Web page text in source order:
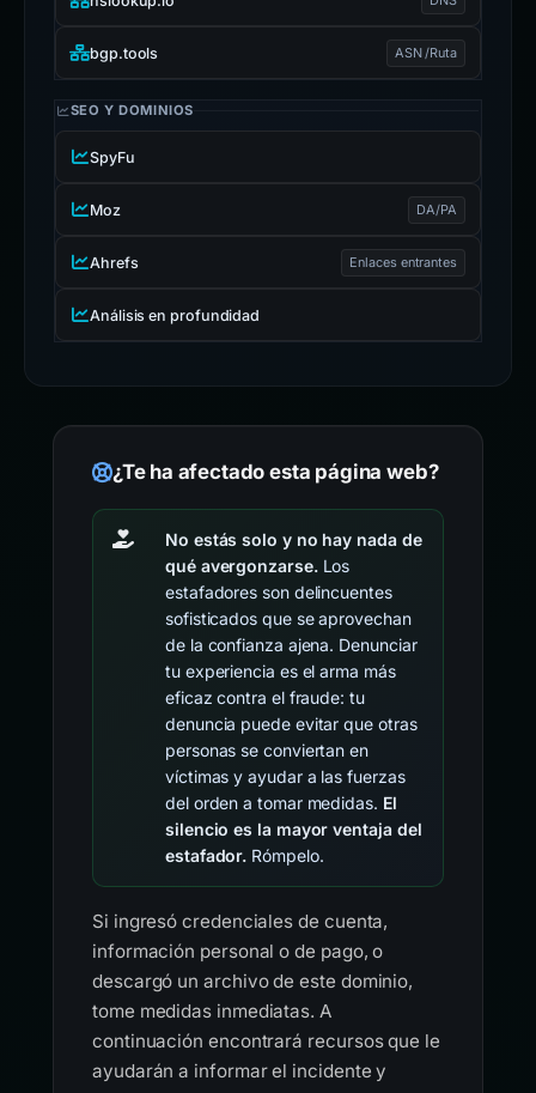
bgp.tools ASN /Ruta
SEO Y DOMINIOS
SpyFu
Moz DA/PA
Ahrefs Enlaces entrantes
Análisis en profundidad
¿Te ha afectado esta página web?
No estás solo y no hay nada de
qué avergonzarse.Los
estafadores son delincuentes
sofisticados que se aprovechan
de la confianza ajena. Denunciar
tu experiencia es el arma más
eficaz contra el fraude: tu
denuncia puede evitar que otras
personas se conviertan en
víctimas y ayudar a las fuerzas
del orden a tomar medidas. El
silencio es la mayor ventaja del
estafador. Rómpelo.
Si ingresó credenciales de cuenta,
información personal o de pago, o
descargó un archivo de este dominio,
tome medidas inmediatas. A
continuación encontrará recursos que le
ayudarán a informar el incidente y